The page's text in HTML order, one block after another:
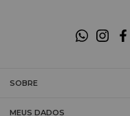
SOBRE
MEUS DADOS